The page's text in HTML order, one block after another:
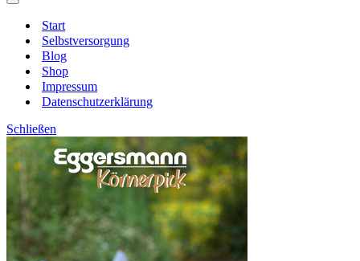
Navigationsmenü
Start
Selbstversorgung
Blog
Shop
Impressum
Datenschutzerklärung
Schließen